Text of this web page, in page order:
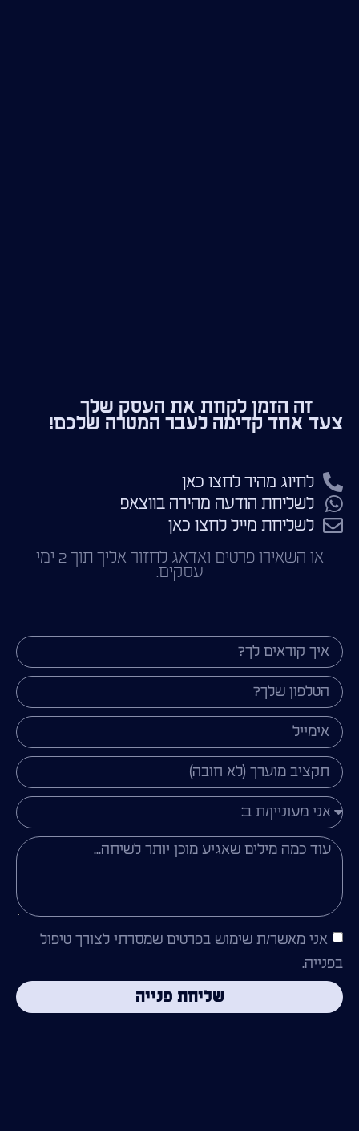
זה הזמן לקחת את העסק שלך
צעד אחד קדימה לעבר המטרה שלכם!
או השאירו פרטים ואדאג לחזור אליך תוך 2 ימי
עסקים.
לחיוג מהיר לחצו כאן
לשליחת הודעה מהירה בווצאפ
לשליחת מייל לחצו כאן
אני מאשר/ת שימוש בפרטים שמסרתי לצורך טיפול
בפנייה.
שליחת פנייה